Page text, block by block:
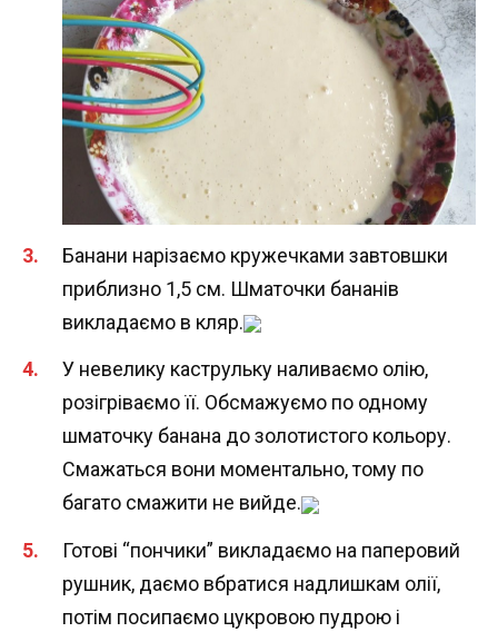
Банани нарізаємо кружечками завтовшки
приблизно 1,5 см. Шматочки бананів
викладаємо в кляр.
У невелику каструльку наливаємо олію,
розігріваємо її. Обсмажуємо по одному
шматочку банана до золотистого кольору.
Смажаться вони моментально, тому по
багато смажити не вийде.
Готові “пончики” викладаємо на паперовий
рушник, даємо вбратися надлишкам олії,
потім посипаємо цукровою пудрою і